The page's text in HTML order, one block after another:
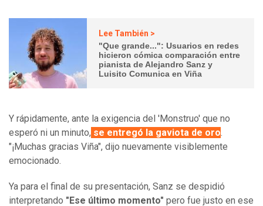
Lee También >
"Que grande...": Usuarios en redes
hicieron cómica comparación entre
pianista de Alejandro Sanz y
Luisito Comunica en Viña
Y rápidamente, ante la exigencia del 'Monstruo' que no
esperó ni un minuto, se entregó la gaviota de oro.
"¡Muchas gracias Viña", dijo nuevamente visiblemente
emocionado.
Ya para el final de su presentación, Sanz se despidió
interpretando "Ese último momento" pero fue justo en ese